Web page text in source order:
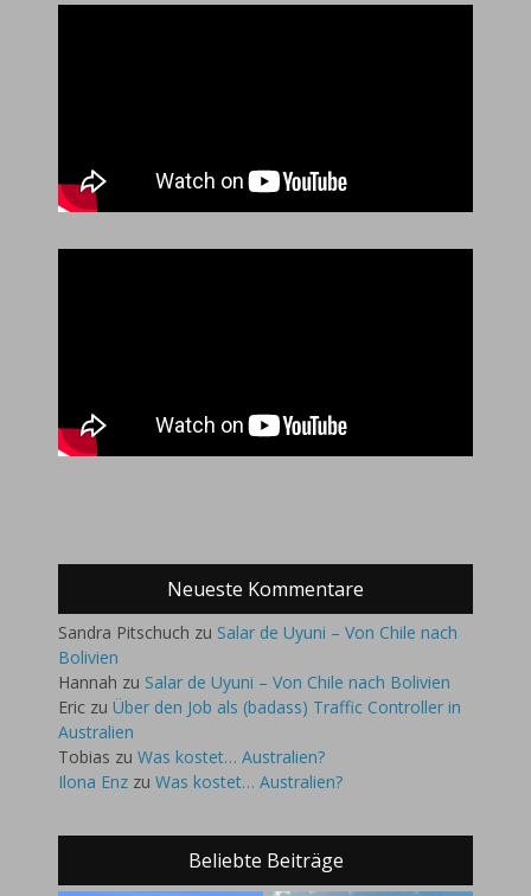
Neueste Kommentare
Sandra Pitschuch zu Salar de Uyuni – Von Chile nach
Bolivien
Hannah zu Salar de Uyuni – Von Chile nach Bolivien
Eric zu Über den Job als (badass) Traffic Controller in
Australien
Tobias zu Was kostet… Australien?
Ilona Enz zu Was kostet… Australien?
Beliebte Beiträge